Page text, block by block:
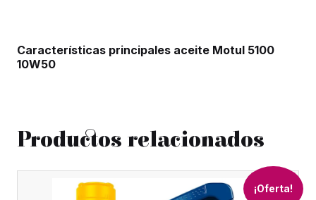
Características principales aceite Motul 5100
10W50
Productos relacionados
¡Oferta!